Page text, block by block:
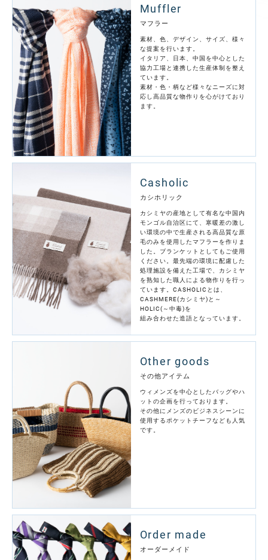
Muffler
マフラー
素材、色、デザイン、サイズ、様々
な提案を行います。
イタリア、日本、中国を中心とした
協力工場と連携した生産体制を整え
ています。
素材・色・柄など様々なニーズに対
応し高品質な物作りを心がけており
ます。
Casholic
カシホリック
カシミヤの産地として有名な中国内
モンゴル自治区にて、寒暖差の激し
い環境の中で生産される高品質な原
毛のみを使用したマフラーを作りま
した。ブランケットとしてもご使用
ください。最先端の環境に配慮した
処理施設を備えた工場で、カシミヤ
を熟知した職人による物作りを行っ
ています。CASHOLICとは、
CASHMERE(カシミヤ)と～
HOLIC(～中毒)を
組み合わせた造語となっています。
Other goods
その他アイテム
ウィメンズを中心としたバッグやハ
ットの企画を行っております。
その他にメンズのビジネスシーンに
使用するポケットチーフなども人気
です。
Order made
オーダーメイド